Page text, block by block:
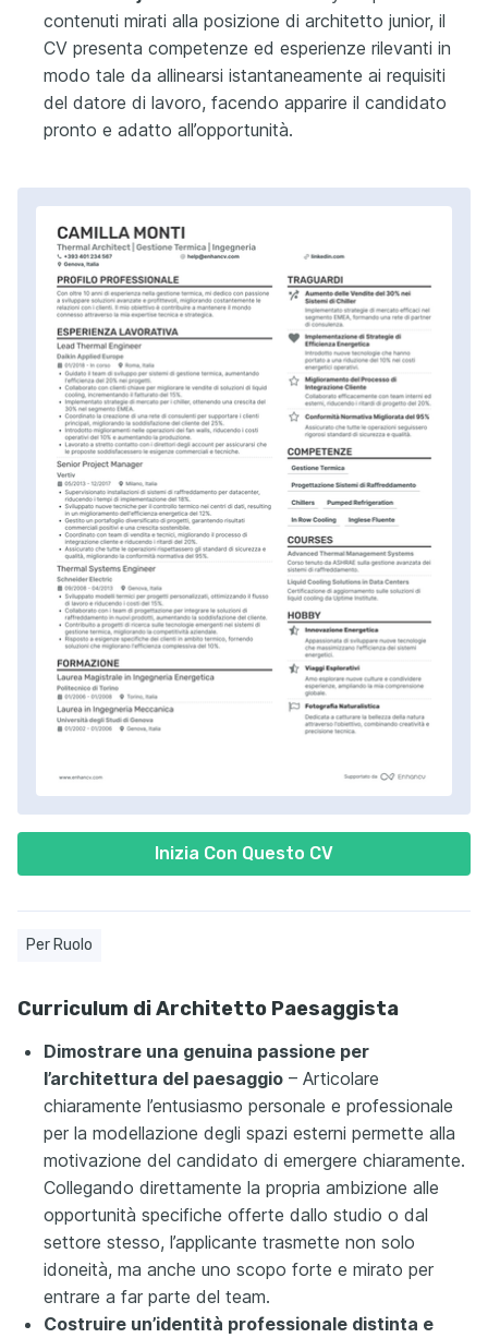
Inizia Con Questo CV
contenuti mirati alla posizione di architetto junior, il
CV presenta competenze ed esperienze rilevanti in
modo tale da allinearsi istantaneamente ai requisiti
del datore di lavoro, facendo apparire il candidato
pronto e adatto all’opportunità.
Per Ruolo
Curriculum di Architetto Paesaggista
Dimostrare una genuina passione per
l’architettura del paesaggio – Articolare
chiaramente l’entusiasmo personale e professionale
per la modellazione degli spazi esterni permette alla
motivazione del candidato di emergere chiaramente.
Collegando direttamente la propria ambizione alle
opportunità specifiche offerte dallo studio o dal
settore stesso, l’applicante trasmette non solo
idoneità, ma anche uno scopo forte e mirato per
entrare a far parte del team.
Costruire un’identità professionale distinta e